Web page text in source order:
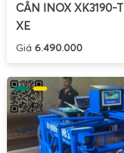
CÂN INOX XK3190-
XE
Giá 6.490.000